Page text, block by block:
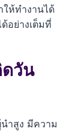
ห้ทำงานได้
อย่างเต็มที่
ดวัน
ำสูง มีความ